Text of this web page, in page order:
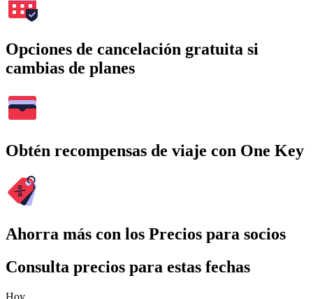
Opciones de cancelación gratuita si
cambias de planes
Obtén recompensas de viaje con One Key
Ahorra más con los Precios para socios
Consulta precios para estas fechas
Hoy